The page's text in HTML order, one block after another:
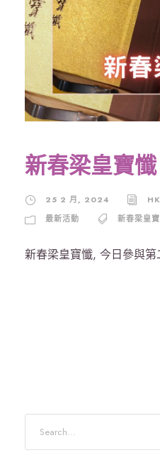
新春梁皇寶懺
25 2 月, 2024
最新活動
新春梁皇
新春梁皇寶懺, 今日參與第